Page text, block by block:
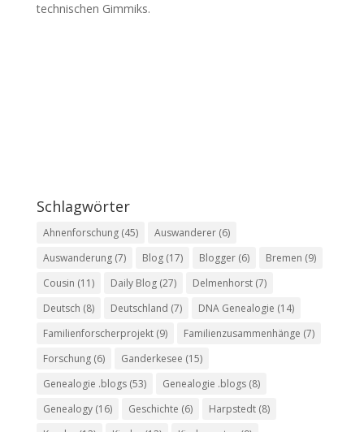
technischen Gimmiks.
Schlagwörter
Ahnenforschung(45) Auswanderer(6)
Auswanderung(7) Blog(17) Blogger(6) Bremen (9)
Cousin (11) Daily Blog(27) Delmenhorst(7)
Deutsch (8) Deutschland (7) DNA Genealogie (14)
Familienforscherprojekt(9) Familienzusammenhänge (7)
Forschung(6) Ganderkesee (15)
Genealogie .blogs(53) Genealogie .blogs(8)
Genealogy(16) Geschichte (6) Harpstedt(8)